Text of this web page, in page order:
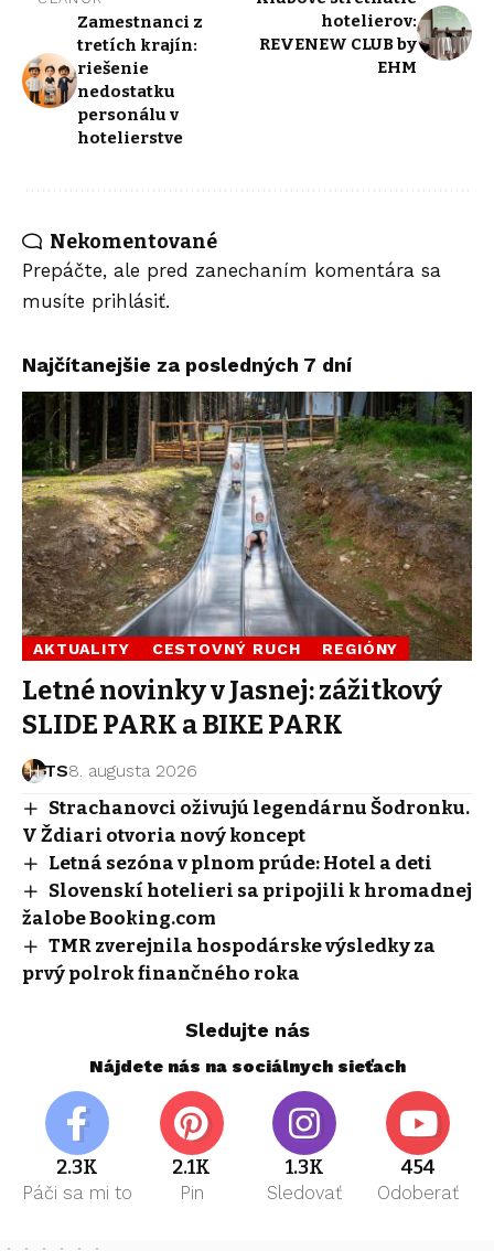
Zamestnanci z
tretích krajín:
riešenie
nedostatku
personálu v
hotelierstve
hotelierov:
REVENEW CLUB by
EHM
Nekomentované
Prepáčte, ale pred zanechaním komentára sa
musíte prihlásiť.
Najčítanejšie za posledných 7 dní
AKTUALITY CESTOVNÝ RUCH REGIÓNY
Letné novinky v Jasnej: zážitkový
SLIDE PARK a BIKE PARK
TS8. augusta 2026
Strachanovci oživujú legendárnu Šodronku.
V Ždiari otvoria nový koncept
Letná sezóna v plnom prúde: Hotel a deti
Slovenskí hotelieri sa pripojili k hromadnej
žalobe Booking.com
TMR zverejnila hospodárske výsledky za
prvý polrok finančného roka
Sledujte nás
Nájdete nás na sociálnych sieťach
2.3K
Páči sa mi to
2.1K
Pin
1.3K
Sledovať
454
Odoberať